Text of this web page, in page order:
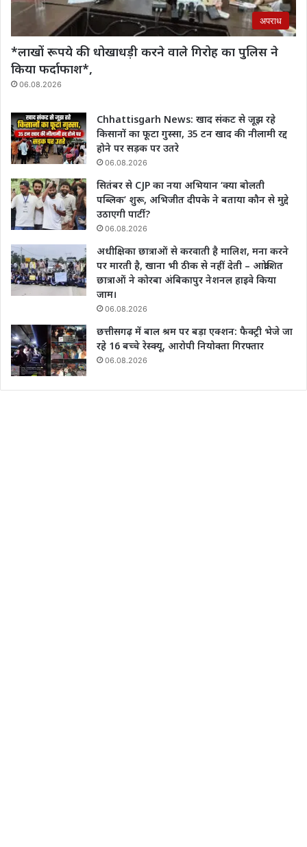
अपराध
*लाखों रूपये की धोखाधड़ी करने वाले गिरोह का पुलिस ने
किया फर्दाफाश*,
06.08.2026
Chhattisgarh News: खाद संकट से जूझ रहे
किसानों का फूटा गुस्सा, 35 टन खाद की नीलामी रद्द
होने पर सड़क पर उतरे
06.08.2026
सितंबर से CJP का नया अभियान ‘क्या बोलती
पब्लिक’ शुरू, अभिजीत दीपके ने बताया कौन से मुद्दे
उठाएगी पार्टी?
06.08.2026
अधीक्षिका छात्राओं से करवाती है मालिश, मना करने
पर मारती है, खाना भी ठीक से नहीं देती – आक्रोशित
छात्राओं ने कोरबा अंबिकापुर नेशनल हाइवे किया
जाम।
06.08.2026
छत्तीसगढ़ में बाल श्रम पर बड़ा एक्शन: फैक्ट्री भेजे जा
रहे 16 बच्चे रेस्क्यू, आरोपी नियोक्ता गिरफ्तार
06.08.2026